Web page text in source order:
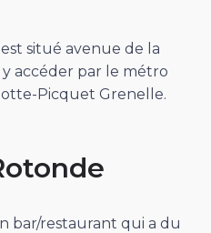
situé avenue de la
accéder par le métro
Picquet Grenelle.
bar/restaurant qui a du